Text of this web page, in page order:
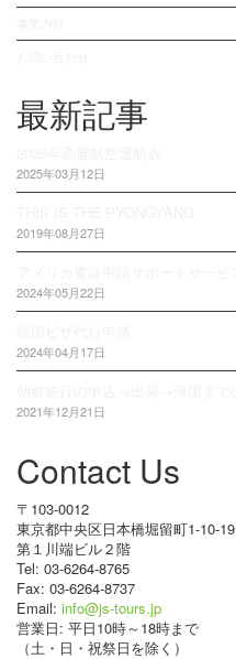
最新記事
2025年03月12日
2019年08月27日
2024年05月22日
2024年04月17日
2021年12月21日
Contact Us
〒103-0012
東京都中央区日本橋堀留町1-10-19
第１川端ビル２階
Tel: 03-6264-8765
Fax: 03-6264-8737
Email: info@js-tours.jp
営業日: 平日10時～18時まで
（土・日・祝祭日を除く）